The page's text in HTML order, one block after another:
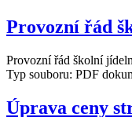
Provozní řád
Provozní řád školní
Typ souboru: PDF
Úprava ceny